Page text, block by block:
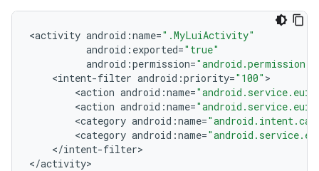
<activity android :name=".MyLuiActivity"
android : exported="true"
android :permission=
<intent-filter android :priority="100"
<action android :name=
<action android :name=
<category android :name=
<category android :name=
</intent-filter>
</activity